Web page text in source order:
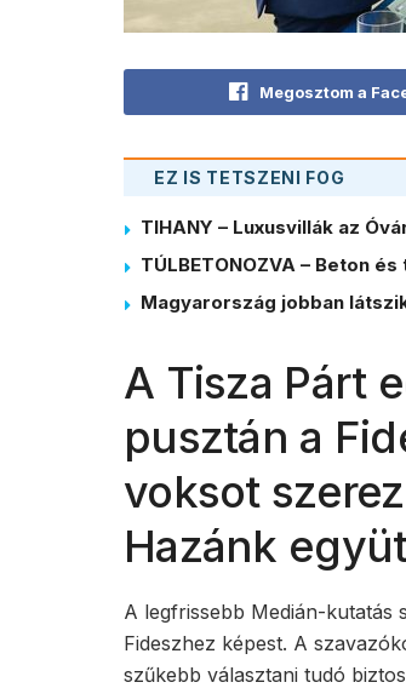
Megosztom a
EZ IS TETSZENI FOG
TIHANY – Luxusvillák az
TÚLBETONOZVA – Beton
Magyarország jobban
A Tisza Párt
pusztán a
voksot
Hazánk
A legfrissebb Medián-kutatás
Fideszhez képest. A
szűkebb választani tudó